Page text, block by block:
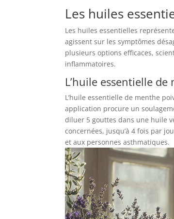
Les huiles
Les huiles essentielles
agissent sur les symptômes
plusieurs options efficaces,
inflammatoires.
L’huile essentielle
L’huile essentielle de menthe
application procure un
diluer 5 gouttes dans une huile
concernées, jusqu’à 4 fois par
et aux personnes asthmatiques.